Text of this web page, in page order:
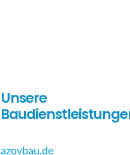
Unsere
azovbau.de